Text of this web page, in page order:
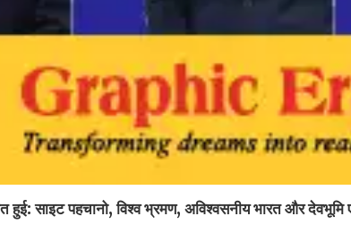
हुई: साइट पहचानो, विश्व भ्रमण, अविश्वसनीय भारत और